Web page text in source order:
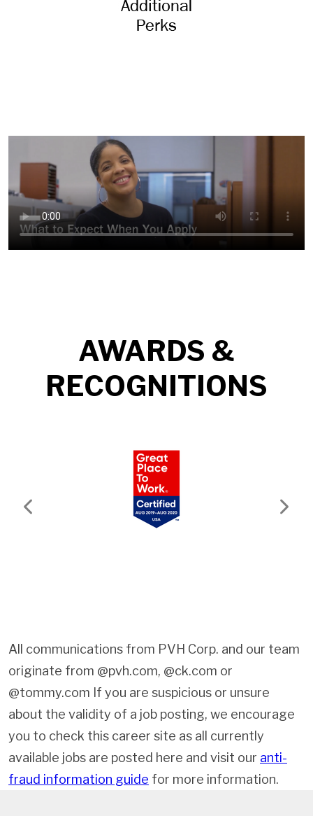
AWARDS &
RECOGNITIONS
Previous Next
All communications from PVH Corp. and our team
originate from @pvh.com, @ck.com or
@tommy.com If you are suspicious or unsure
about the validity of a job posting, we encourage
you to check this career site as all currently
available jobs are posted here and visit our anti-
fraud information guide for more information.